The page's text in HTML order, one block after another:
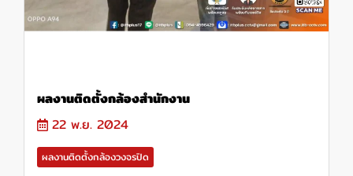
ผลงานติดตั้งกล้องสำนักงาน
22 พ.ย. 2024
ผลงานติดตั้งกล้องวงจรปิด